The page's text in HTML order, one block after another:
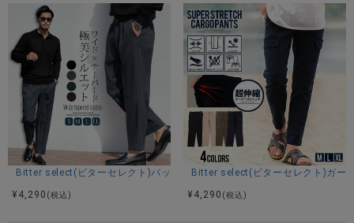
Bitter select(ビターセレクト)バックシャーリングワイドテーパードパン
¥ 4,290 (税込)
Bitter select(ビターセレクト)ガー
¥ 4,290 (税込)